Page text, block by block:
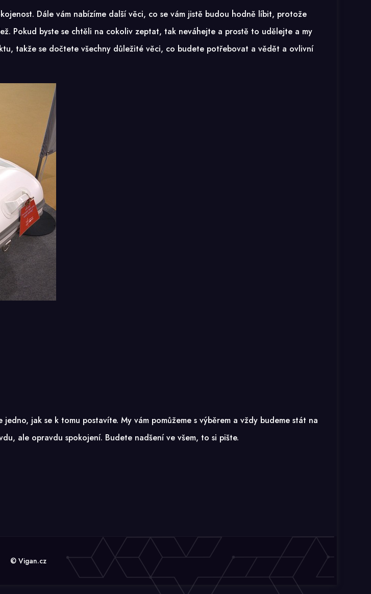
Dále vám nabízíme další věci, co se vám jistě budou hodně líbit, protože
Pokud byste se chtěli na cokoliv zeptat, tak neváhejte a prostě to udělejte a my
takže se dočtete všechny důležité věci, co budete potřebovat a vědět a ovlivní
jak se k tomu postavíte. My vám pomůžeme s výběrem a vždy budeme stát na
ale opravdu spokojení. Budete nadšení ve všem, to si pište.
© Vigan.cz